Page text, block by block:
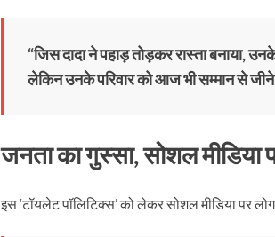
“जिस दादा ने पहाड़ तोड़कर रास्ता बनाया,
लेकिन उनके परिवार को आज भी सम्मान से
जनता का गुस्सा, सोशल मीडिया
इस ‘टॉयलेट पॉलिटिक्स’ को लेकर सोशल मीडिया पर